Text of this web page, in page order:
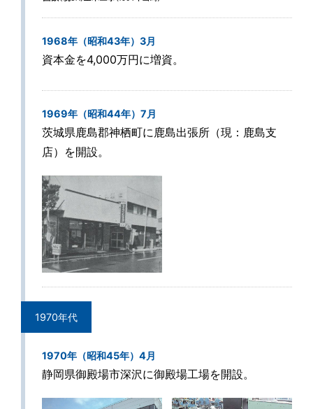
1968年（昭和43年）3月
資本金を4,000万円に増資。
1969年（昭和44年）7月
茨城県鹿島郡神栖町に鹿島出張所（現：鹿島支
店）を開設。
1970年代
1970年（昭和45年）4月
静岡県御殿場市深沢に御殿場工場を開設。